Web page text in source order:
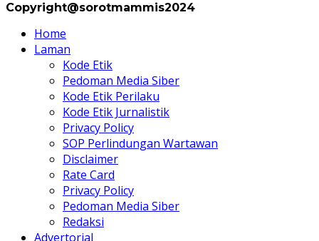
Copyright@sorotmammis2024
Home
Laman
Kode Etik
Pedoman Media Siber
Kode Etik Perilaku
Kode Etik Jurnalistik
Privacy Policy
SOP Perlindungan Wartawan
Disclaimer
Rate Card
Privacy Policy
Pedoman Media Siber
Redaksi
Advertorial